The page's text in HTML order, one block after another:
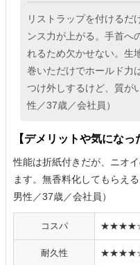
リストラップを付けるだ
ンス力が上がる。手首へ
れるため欠かせない。生
巻いただけでホールド力
つけ外しするけど、質が
性／37歳／会社員）
【デメリットや気になっ
性能は折紙付きだが、ニオ
ます。無香料化してもらえ
男性／37歳／会社員）
コスパ
耐久性